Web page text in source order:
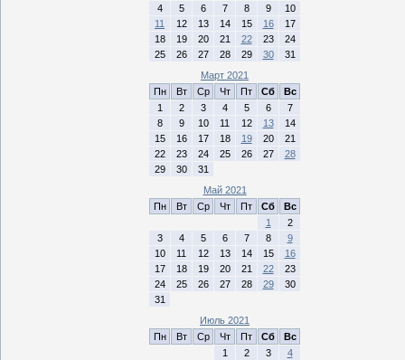
4
5 6 7 8 9
10
11
12 13 14 15 16
17
18
19 20 21 22 23
24
25
26 27 28 29 30
31
Март 2021
Пн
Вт Ср Чт Пт Сб
Вс
1
2 3 4 5 6
7
8
9 10 11 12 13
14
15
16 17 18 19 20
21
22
23 24 25 26 27
28
29
30
31
Май 2021
Пн
Вт Ср Чт Пт Сб
Вс
1
2
3
4 5 6 7 8
9
10
11 12 13 14 15
16
17
18 19 20 21 22
23
24
25 26 27 28 29
30
31
Июль 2021
Пн
Вт Ср Чт Пт Сб
Вс
1
2 3
4